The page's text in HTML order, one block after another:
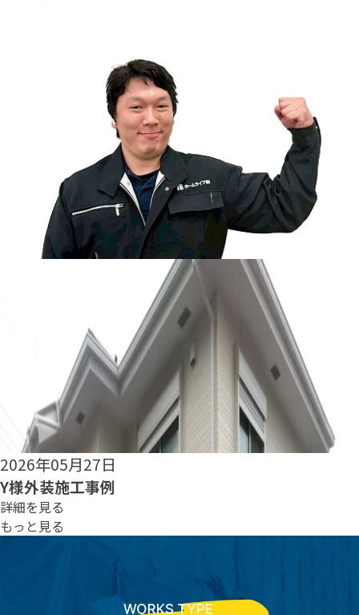
2026年05月25日
S様外装施工事例
詳細を見る
もっと見る